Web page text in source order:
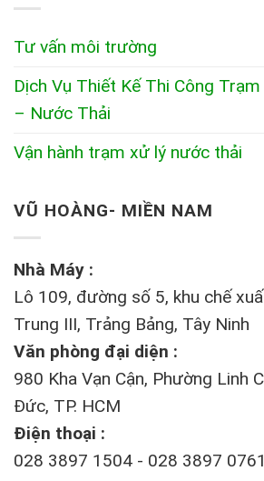
Tư vấn môi trường
Dịch Vụ Thiết Kế Thi Công
– Nước Thải
Vận hành trạm xử lý nước thải
VŨ HOÀNG- MIỀN NAM
Nhà Máy :
Lô 109, đường số 5, khu chế
Trung III, Trảng Bảng, Tây Ninh
Văn phòng đại diện :
980 Kha Vạn Cận, Phường Linh
Đức, TP. HCM
Điện thoại :
028 3897 1504 - 028 3897